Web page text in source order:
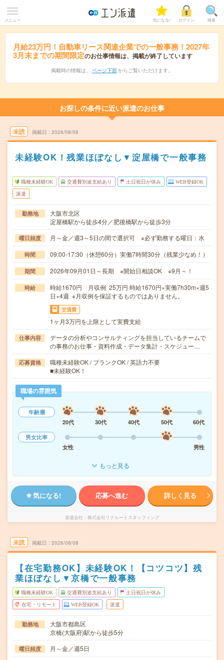
メニュー 気になる! ログイン 検索
月給23万円！自動車リース関連企業での一般事務！2027年
3月末までの期間限定のお仕事情報は、掲載が終了しています
掲載時の情報は、 ページ下部 からご覧いただけます。
お探しの条件に近い派遣のお仕事
未読 掲載日 2026/08/08
未経験OK！残業ほぼなし▼淀屋橋で一般事務
職種未経験OK 交通費別途支給あり 土日祝日が休み WEB登録OK
派遣
勤務地
大阪市北区
淀屋橋駅から徒歩4分／肥後橋駅から徒歩3分
曜日頻度 月～金／週3～5日の間で選択可 ※必ず勤務する曜日：水
時間 09:00-17:30（休憩60分）実働7時間30分（残業少なめ！）
期間 2026年09月01日～長期 ※開始日相談OK ※9月～！
時給
時給1670円 月収例 25万円 時給1670円×実働7h30m×週5
日×4週 ※月収例を保証するものではありません。
交通費
1ヶ月3万円を上限として実費支給
仕事内容
データの分析やコンサルティングを担当しているチームで
の事務のお仕事・資料作成・データ集計・スケジュー…
応募資格
職種未経験OK / ブランクOK / 英語力不要
■未経験OK！
職場の雰囲気
年齢層
20代
30代 40代 50代
60代
男女比率
女性
男性
もっと見る
気になる! 応募へ進む 詳しく見る
派遣会社 株式会社リクルートスタッフィング
未読 掲載日 2026/08/08
【在宅勤務OK】未経験OK！【コツコツ】残
業ほぼなし▼京橋で一般事務
職種未経験OK 交通費別途支給あり 土日祝日が休み
在宅・リモート WEB登録OK 派遣
勤務地
大阪市都島区
京橋(大阪府)駅から徒歩5分
曜日頻度 月～金／週5日